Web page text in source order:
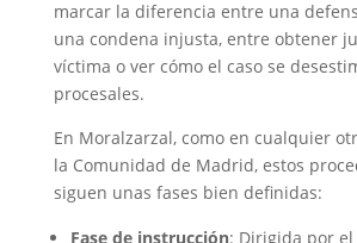
marcar la diferencia entre una
una condena injusta, entre obtener
víctima o ver cómo el caso se
procesales.
En Moralzarzal, como en cualquier
la Comunidad de Madrid, estos
siguen unas fases bien definidas:
Fase de instrucción: Dirigida por el